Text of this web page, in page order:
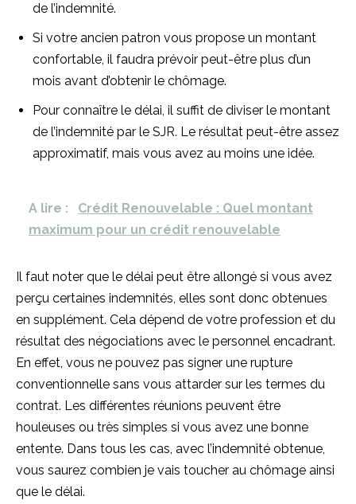
de l’indemnité.
Si votre ancien patron vous propose un montant
confortable, il faudra prévoir peut-être plus d’un
mois avant d’obtenir le chômage.
Pour connaître le délai, il suffit de diviser le montant
de l’indemnité par le SJR. Le résultat peut-être assez
approximatif, mais vous avez au moins une idée.
A lire :
Crédit Renouvelable : Quel montant
maximum pour un crédit renouvelable
Il faut noter que le délai peut être allongé si vous avez
perçu certaines indemnités, elles sont donc obtenues
en supplément. Cela dépend de votre profession et du
résultat des négociations avec le personnel encadrant.
En effet, vous ne pouvez pas signer une rupture
conventionnelle sans vous attarder sur les termes du
contrat. Les différentes réunions peuvent être
houleuses ou très simples si vous avez une bonne
entente. Dans tous les cas, avec l’indemnité obtenue,
vous saurez combien je vais toucher au chômage ainsi
que le délai.